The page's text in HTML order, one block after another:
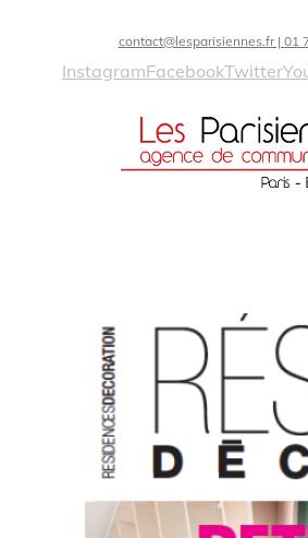
contact@lesparisiennes.fr | 01
InstagramFacebookTwitter